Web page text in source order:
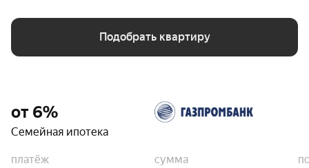
Подобрать квартиру
от 6%
Семейная ипотека
платёж
сумма